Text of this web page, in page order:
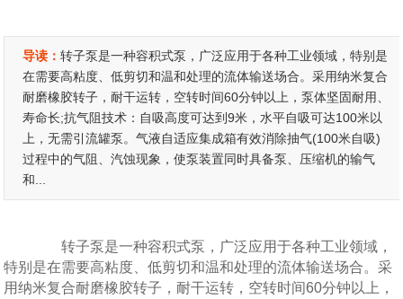
导读：转子泵是一种容积式泵，广泛应用于各种工业领域，特别是
在需要高粘度、低剪切和温和处理的流体输送场合。采用纳米复合
耐磨橡胶转子，耐干运转，空转时间60分钟以上，泵体坚固耐用、
寿命长;抗气阻技术：自吸高度可达到9米，水平自吸可达100米以
上，无需引流罐泵。气液自适应集成箱有效消除抽气(100米自吸)
过程中的气阻、汽蚀现象，使泵装置同时具备泵、压缩机的输气
和...
转子泵是一种容积式泵，广泛应用于各种工业领域，
特别是在需要高粘度、低剪切和温和处理的流体输送场合。采
用纳米复合耐磨橡胶转子，耐干运转，空转时间60分钟以上，